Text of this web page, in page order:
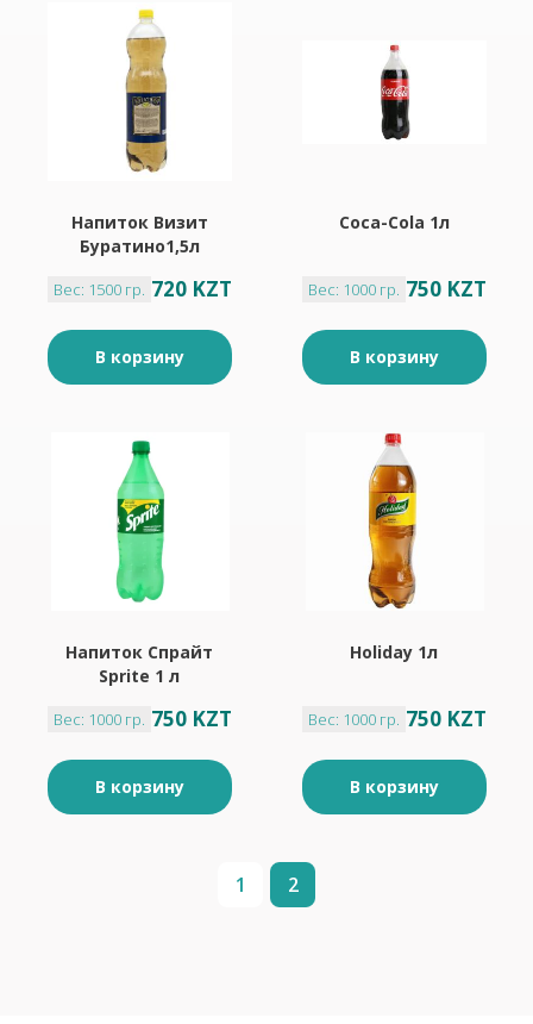
Напиток Визит
Буратино1,5л
Вес: 1500 гр. 720 KZT
В корзину
Coca-Cola 1л
Вес: 1000 гр. 750 KZT
В корзину
Напиток Спрайт
Sprite 1 л
Вес: 1000 гр. 750 KZT
В корзину
Holiday 1л
Вес: 1000 гр. 750 KZT
В корзину
1 2